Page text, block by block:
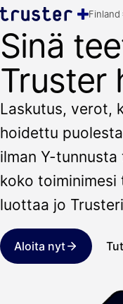
Finland
Sinä
Truster
Laskutus, verot,
hoidettu
ilman Y-
koko
luottaa jo
Aloita nyt